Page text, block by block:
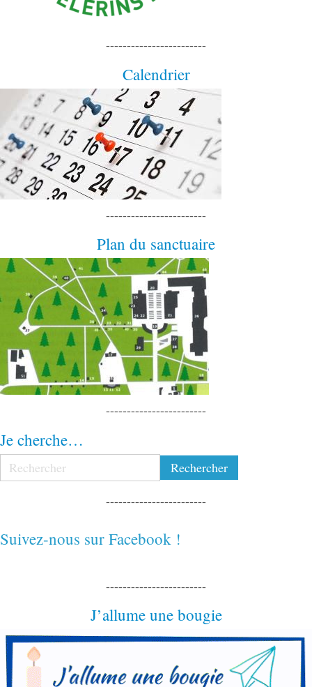
------------------------
Calendrier
------------------------
Plan du sanctuaire
------------------------
Je cherche…
------------------------
Suivez-nous sur Facebook !
------------------------
J’allume une bougie